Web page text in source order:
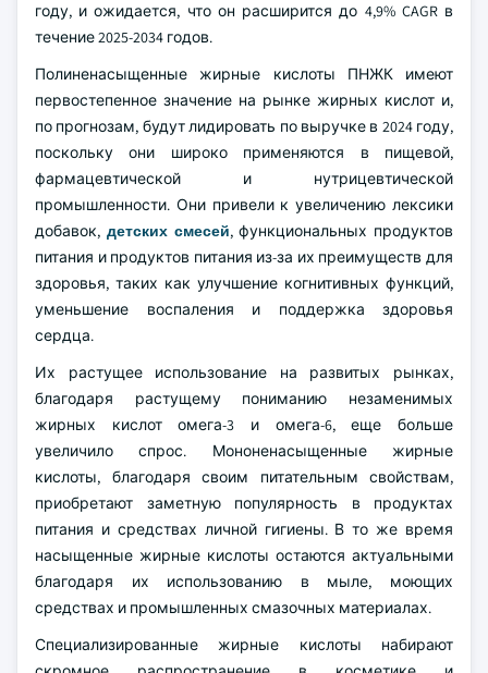
году, и ожидается, что он расширится до 4,9% CAGR в
течение 2025-2034 годов.
Полиненасыщенные жирные кислоты ПНЖК имеют
первостепенное значение на рынке жирных кислот и,
по прогнозам, будут лидировать по выручке в 2024 году,
поскольку они широко применяются в пищевой,
фармацевтической и нутрицевтической
промышленности. Они привели к увеличению лексики
добавок, детских смесей, функциональных продуктов
питания и продуктов питания из-за их преимуществ для
здоровья, таких как улучшение когнитивных функций,
уменьшение воспаления и поддержка здоровья
сердца.
Их растущее использование на развитых рынках,
благодаря растущему пониманию незаменимых
жирных кислот омега-3 и омега-6, еще больше
увеличило спрос. Мононенасыщенные жирные
кислоты, благодаря своим питательным свойствам,
приобретают заметную популярность в продуктах
питания и средствах личной гигиены. В то же время
насыщенные жирные кислоты остаются актуальными
благодаря их использованию в мыле, моющих
средствах и промышленных смазочных материалах.
Специализированные жирные кислоты набирают